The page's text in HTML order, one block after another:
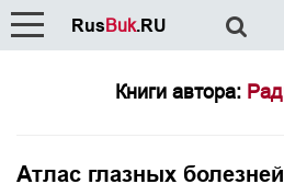
Книги автора:
Атлас глазных
RusBuk.RU